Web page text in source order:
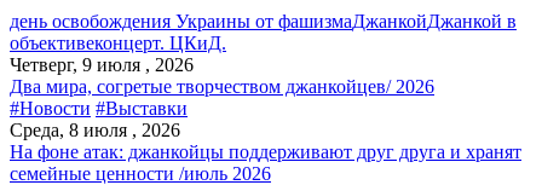
день освобождения Украины от фашизмаДжанкойДжанкой в
объективеконцерт. ЦКиД.
Четверг, 9 июля , 2026
Два мира, согретые творчеством джанкойцев/ 2026
#Новости #Выставки
Среда, 8 июля , 2026
На фоне атак: джанкойцы поддерживают друг друга и хранят
семейные ценности /июль 2026